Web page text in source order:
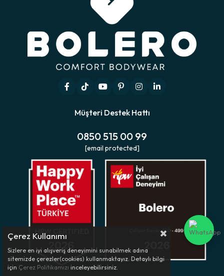
Müşteri Destek Hattı
0850 515 00 99
[email protected]
Çerez Kullanımı
Sizlere en iyi alışveriş deneyimini sunabilmek adına
sitemizde çerezler(cookies) kullanmaktayız. Detaylı bilgi
için Çerez Politikamızı inceleyebilirsiniz.